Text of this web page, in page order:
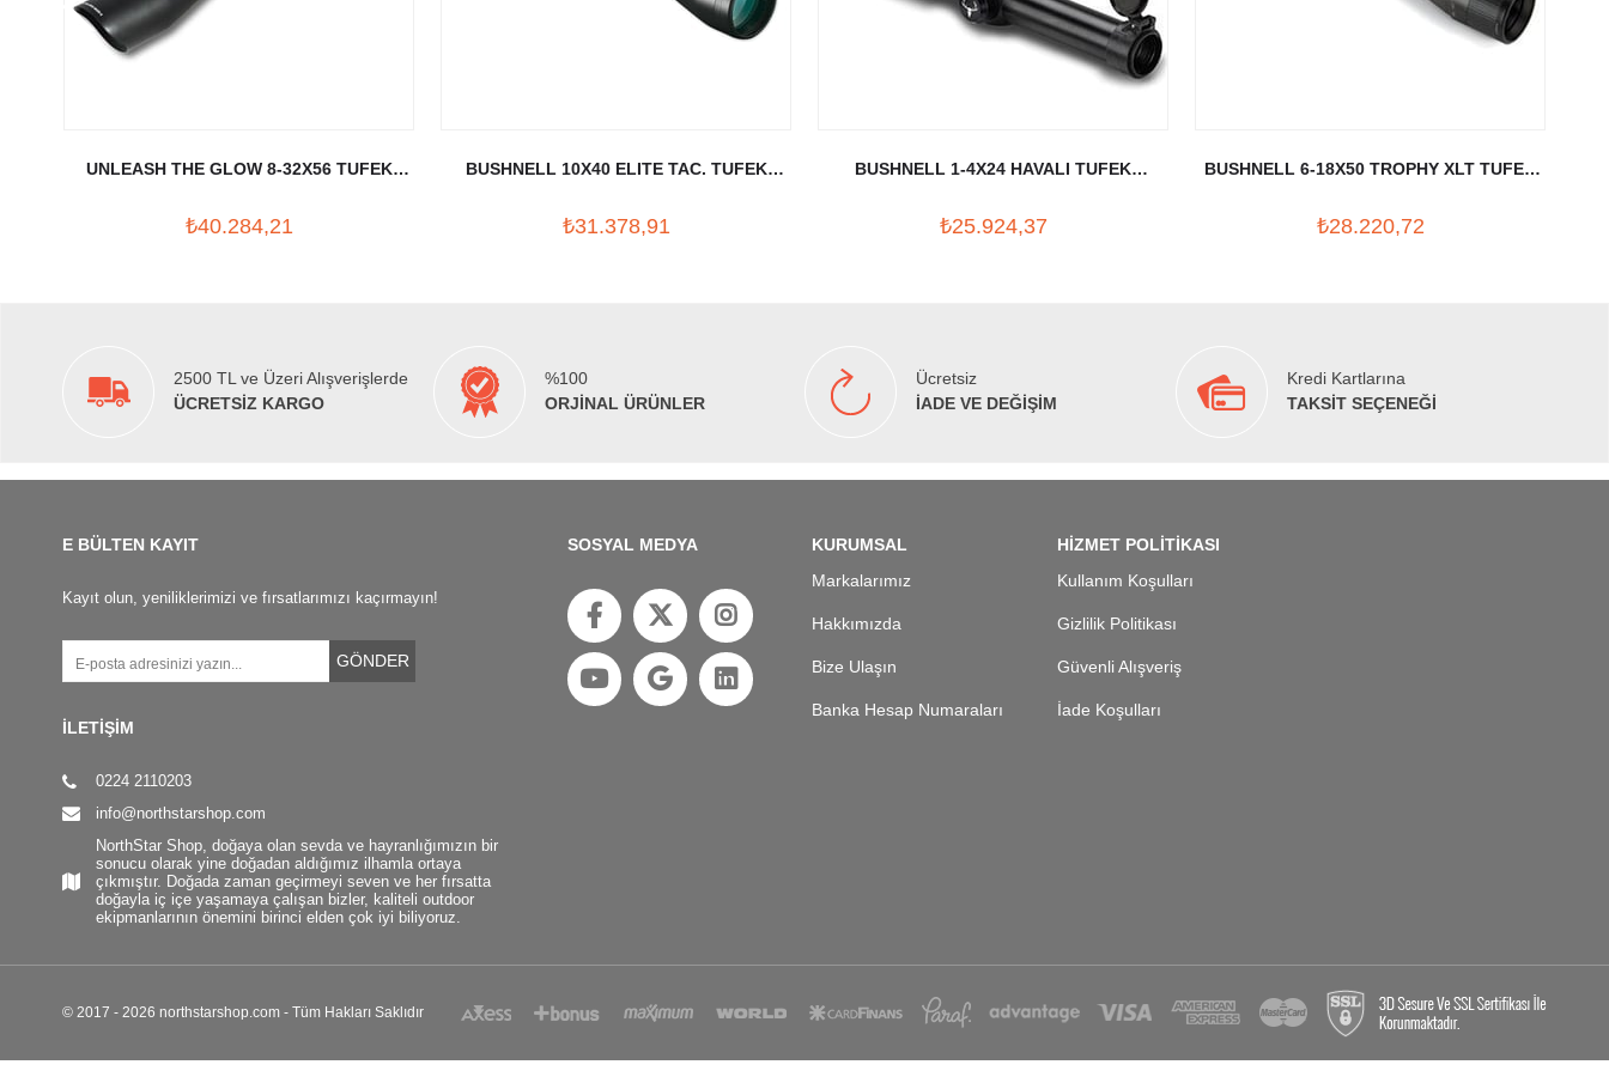
UNLEASH THE GLOW 8-32X56 TUFEK
₺40.284,21
BUSHNELL 10X40 ELITE TAC. TUFEK
₺31.378,91
BUSHNELL 1-4X24 HAVALI TUFEK
₺25.924,37
BUSHNELL 6-18X50 TROPHY XLT TUFEK
₺28.220,72
2500 TL ve Üzeri Alışverişlerde
ÜCRETSİZ KARGO
%100
ORJİNAL ÜRÜNLER
Ücretsiz
İADE VE DEĞİŞİM
Kredi Kartlarına
TAKSİT SEÇENEĞİ
E BÜLTEN KAYIT
Kayıt olun, yeniliklerimizi ve fırsatlarımızı kaçırmayın!
GÖNDER
İLETİŞİM
0224 2110203
info@northstarshop.com
NorthStar Shop, doğaya olan sevda ve hayranlığımızın bir
sonucu olarak yine doğadan aldığımız ilhamla ortaya
çıkmıştır. Doğada zaman geçirmeyi seven ve her fırsatta
doğayla iç içe yaşamaya çalışan bizler, kaliteli outdoor
ekipmanlarının önemini birinci elden çok iyi biliyoruz.
SOSYAL MEDYA
KURUMSAL
Markalarımız
Hakkımızda
Bize Ulaşın
Banka Hesap Numaraları
HİZMET POLİTİKASI
Kullanım Koşulları
Gizlilik Politikası
Güvenli Alışveriş
İade Koşulları
© 2017 - 2026 northstarshop.com - Tüm Hakları Saklıdır